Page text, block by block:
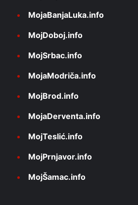
MojaBanjaLuka.info
MojDoboj.info
MojSrbac.info
MojaModriča.info
MojBrod.info
MojaDerventa.info
MojTeslić.info
MojPrnjavor.info
MojŠamac.info